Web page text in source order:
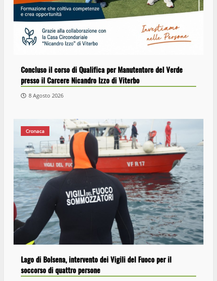
Concluso il corso di Qualifica per Manutentore del Verde
presso il Carcere Nicandro Izzo di Viterbo
8 Agosto 2026
Cronaca
Lago di Bolsena, intervento dei Vigili del Fuoco per il
soccorso di quattro persone